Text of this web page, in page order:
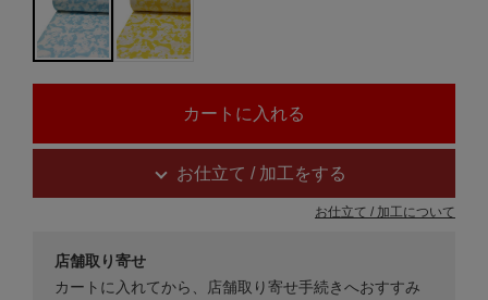
お仕立て / 加工をする
お仕立て / 加工について
店舗取り寄せ
カートに入れてから、店舗取り寄せ手続きへおすすみ